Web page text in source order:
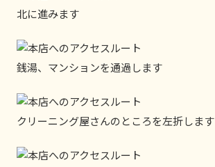
北に進みます
銭湯、マンションを通過します
クリーニング屋さんのところを左折します